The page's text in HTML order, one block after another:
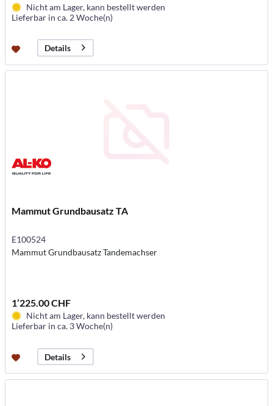
Nicht am Lager, kann bestellt werden
Lieferbar in ca. 2 Woche(n)
Details
Mammut Grundbausatz TA
E100524
Mammut Grundbausatz Tandemachser
1’225.00 CHF
Nicht am Lager, kann bestellt werden
Lieferbar in ca. 3 Woche(n)
Details